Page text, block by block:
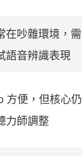
在吵雜環境，需
語音辨識表現
方便，但核心仍
力師調整